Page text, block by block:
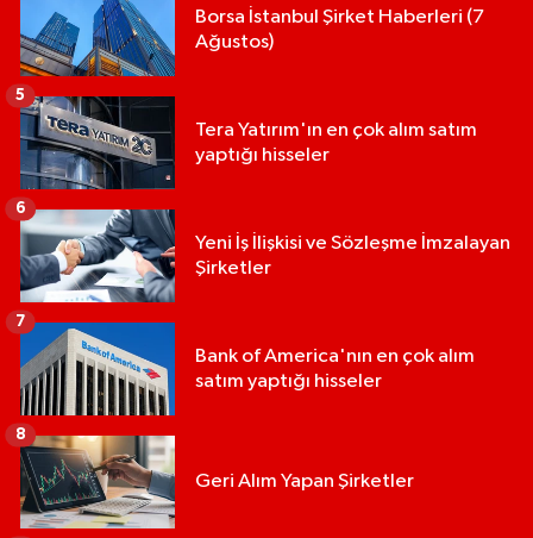
Borsa İstanbul Şirket Haberleri (7
Ağustos)
Tera Yatırım'ın en çok alım satım
yaptığı hisseler
5
Yeni İş İlişkisi ve Sözleşme İmzalayan
Şirketler
6
Bank of America'nın en çok alım
satım yaptığı hisseler
7
Geri Alım Yapan Şirketler
8